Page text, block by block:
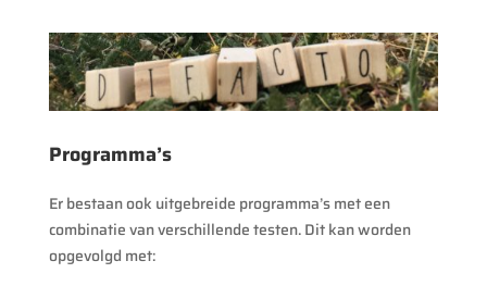
Programma’s
Er bestaan ook uitgebreide programma’s met een
combinatie van verschillende testen. Dit kan worden
opgevolgd met: